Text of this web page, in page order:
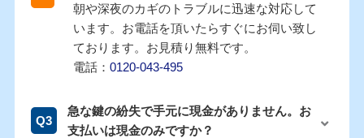
朝や深夜のカギのトラブルに迅速な対応して
います。お電話を頂いたらすぐにお伺い致し
ております。お見積り無料です。
電話：0120-043-495
急な鍵の紛失で手元に現金がありません。お
支払いは現金のみですか？